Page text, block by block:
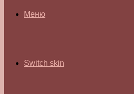
Меню
Switch skin